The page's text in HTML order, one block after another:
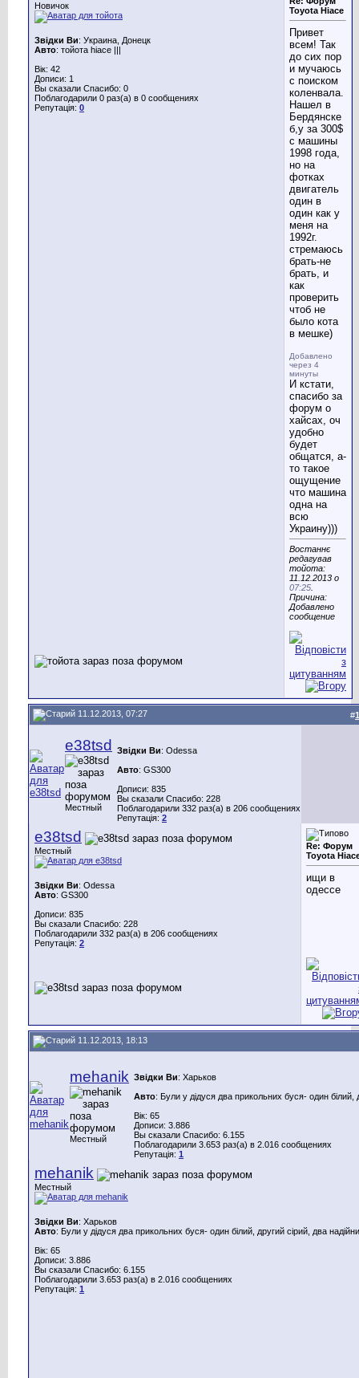
Новичок
Звідки Ви: Украина, Донецк
Авто: тойота hiace |||
Вік: 42
Дописи: 1
Вы сказали Спасибо: 0
Поблагодарили 0 раз(а) в 0 сообщениях
Репутація: 0
Toyotа Hiace
Привет
всем! Так
до сих пор
и мучаюсь
с поиском
коленвала.
Нашел в
Бердянске
б,у за 300$
с машины
1998 года,
но на
фотках
двигатель
один в
один как у
меня на
1992г.
стремаюсь
брать-не
брать, и
как
проверить
чтоб не
было кота
в мешке)
Добавлено
через 4
минуты
И кстати,
спасибо за
форум о
хайсах, оч
удобно
будет
общатся, а-
то такое
ощущение
что машина
одна на
всю
Украину)))
Востаннє
редагував
тойота:
11.12.2013 о
07:25
Причина:
Добавлено
сообщение
11.12.2013, 07:27 #
e38tsd
Местный
Звідки Ви: Odessa
Авто: GS300
Дописи: 835
Вы сказали Спасибо: 228
Поблагодарили 332 раз(а) в 206 сообщениях
Репутація: 2
e38tsd
Местный
Звідки Ви: Odessa
Авто: GS300
Дописи: 835
Вы сказали Спасибо: 228
Поблагодарили 332 раз(а) в 206 сообщениях
Репутація: 2
Re: Форум
Toyotа
ищи в
одессе
11.12.2013, 18:13
mehanik
Местный
Звідки Ви: Харьков
Авто: Були у дідуся два прикольних буся- один білий,
Вік: 65
Дописи: 3.886
Вы сказали Спасибо: 6.155
Поблагодарили 3.653 раз(а) в 2.016 сообщениях
Репутація: 1
mehanik
Местный
Звідки Ви: Харьков
Авто: Були у дідуся два прикольних буся- один білий, другий сірий, два
Вік: 65
Дописи: 3.886
Вы сказали Спасибо: 6.155
Поблагодарили 3.653 раз(а) в 2.016 сообщениях
Репутація: 1